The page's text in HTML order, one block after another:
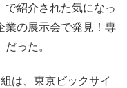
で紹介された気になっ
の展示会で発見！専
った。
は、東京ビックサイ